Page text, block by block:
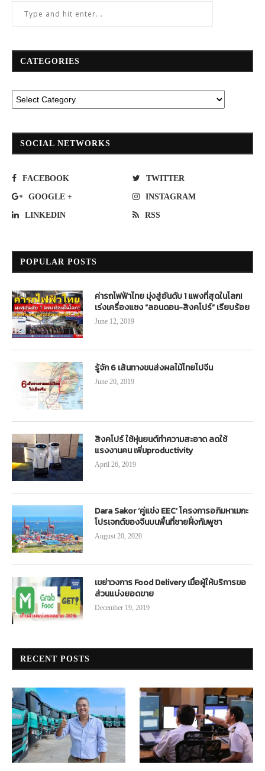
CATEGORIES
SOCIAL NETWORKS
FACEBOOK TWITTER
GOOGLE + INSTAGRAM
LINKEDIN RSS
POPULAR POSTS
ค่ารถไฟฟ้าไทย มุ่งสู่อันดับ 1 แพงที่สุดในโลก!
เร่งเครื่องแซง “ลอนดอน-สิงคโปร์” เรียบร้อย
June 12, 2019
รู้จัก 6 เส้นทางขนส่งผลไม้ไทยไปจีน
June 20, 2019
สิงคโปร์ ใช้หุ่นยนต์ทำความสะอาด ลดใช้
แรงงานคน เพิ่มproductivity
April 26, 2019
Dara Sakor ‘คู่แข่ง EEC’ โครงการอภิมหาเมกะ
โปรเจกต์ของจีนบนพื้นที่ชายฝั่งกัมพูชา
August 20, 2020
เขย่าวงการ Food Delivery เมื่อผู้ให้บริการขอ
ส่วนแบ่งยอดขาย
December 19, 2019
RECENT POSTS